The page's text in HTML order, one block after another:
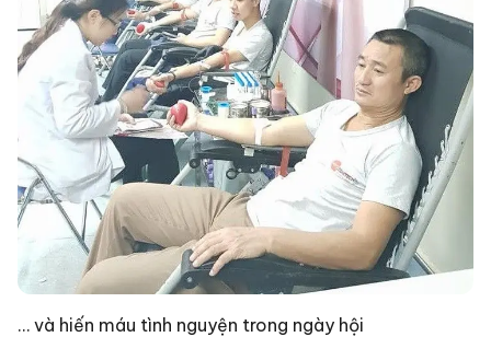
… và hiến máu tình nguyện trong ngày hội